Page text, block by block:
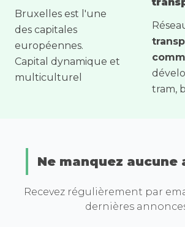
Bruxelles est l'une
des capitales
européennes.
Capital dynamique et
multiculturel
tram,
Ne manquez aucune
Recevez régulièrement par
dernières